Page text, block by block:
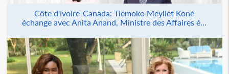
Côte d'Ivoire-Canada: Tiémoko Meyliet Koné
échange avec Anita Anand, Ministre des Affaires é...